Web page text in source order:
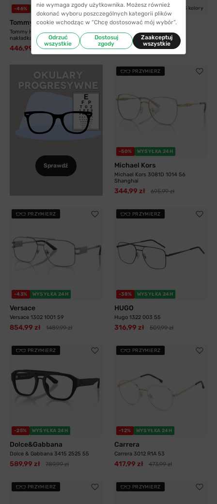
-46% WYSYŁKA 24H
Tommy Hilfiger
Tommy Hilfiger 2085 003 50 C3 z
nakładką...
446,99 zł 829,99 zł
3 kolory
Versace
Versace 1287 1002 57
589,99 zł 610,99 zł
Sprawdź
PRZYMIERZ
-50% WYSYŁKA 24H
Michael Kors
Michael Kors 3081D 1014 56
Shanghai
344,99 zł 695,99 zł
PRZYMIERZ
-43% WYSYŁKA 24H
Versace
Versace 1302 1001 59
854,99 zł 1489,99 zł
PRZYMIERZ
-38% WYSYŁKA 24H
HUGO
Hugo 1322 003 55
316,99 zł 509,99 zł
PRZYMIERZ
-25% WYSYŁKA 24H
Dolce&Gabbana
Dolce & Gabbana 3415 2525 55
589,99 zł 789,99 zł
PRZYMIERZ
-12% WYSYŁKA 24H
Carrera
Carrera 3012 R1A 53
417,99 zł 473,99 zł
PRZYMIERZ PRZYMIERZ
nie wymaga zgody użytkownika. Możesz również
dokonać wyboru poszczególnych kategorii plików
cookie wchodząc w “Chcę dostosować mój wybór”.
Odrzuć
wszystkie
Dostosuj
zgody
Zaakceptuj
wszystkie